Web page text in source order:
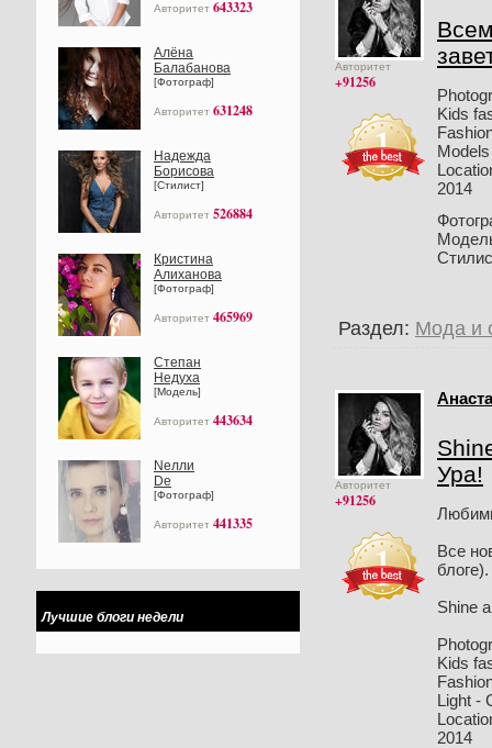
Авторитет 643323
Алёна
Балабанова
[Фотограф]
Авторитет 631248
Надежда
Борисова
[Стилист]
Авторитет 526884
Кристина
Алиханова
[Фотограф]
Авторитет 465969
Степан
Недуха
[Модель]
Авторитет 443634
Nелли
Dе
[Фотограф]
Авторитет 441335
Лучшие блоги недели
Авторитет
+91256
Kids
2014
Раздел: Мода и
Авторитет
+91256
Ура!
Все
Shine
Kids
Light -
2014